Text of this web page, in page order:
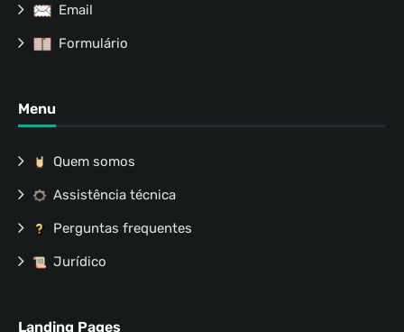
Email
Formulário
Menu
Quem somos
Assistência técnica
Perguntas frequentes
Jurídico
Landing Pages